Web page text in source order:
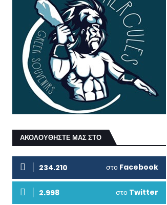
ΑΚΟΛΟΥΘΗΣΤΕ ΜΑΣ ΣΤΟ
234.210 στο Facebook
2.998 στο Twitter